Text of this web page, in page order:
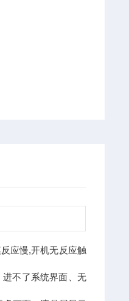
应慢,开机无反应触
不了系统界面、无